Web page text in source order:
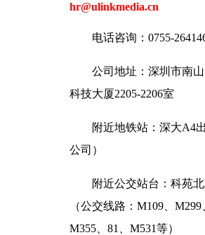
hr@ulinkmedia.cn
电话咨询：0755-
公司地址：深圳市南
科技大厦2205-2206室
附近地铁站：深大A4
公司）
附近公交站台：科苑
（公交线路：M109、M299
M355、81、M531等）